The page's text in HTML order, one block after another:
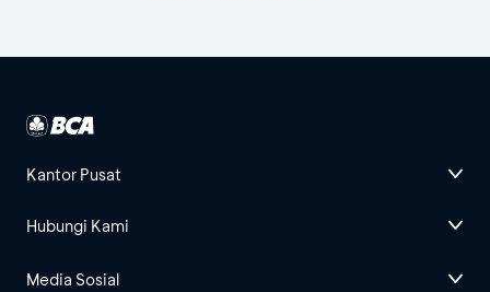
Kantor Pusat
Hubungi Kami
Media Sosial